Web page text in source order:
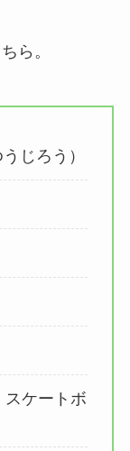
ら。
じろう）
スケートボ